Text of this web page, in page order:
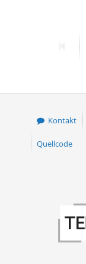
Kontakt
Quellcode